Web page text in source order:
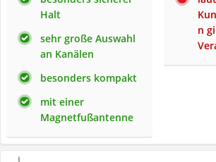
Halt
sehr große Auswahl
an Kanälen
besonders kompakt
mit einer
Magnetfußantenne
n